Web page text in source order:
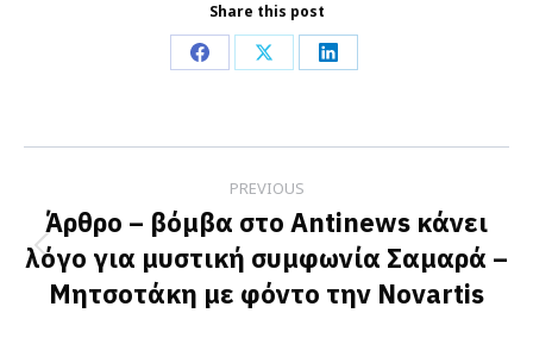
Share this post
Share
Facebook
Share
X
Share
LinkedIn
navigation
PREVIOUS
Previous
post:
Άρθρο – βόμβα στο Antinews κάνει
λόγο για μυστική συμφωνία Σαμαρά –
Μητσοτάκη με φόντο την Novartis